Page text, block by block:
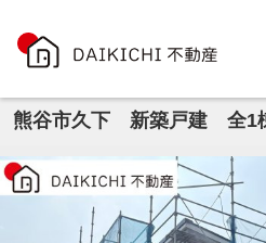
熊谷市久下 新築戸建 全